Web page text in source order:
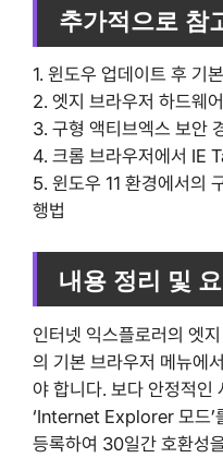
추가적으로 참
1. 윈도우 업데이트 후 기
2. 엣지 브라우저 하드웨
3. 구형 액티브엑스 보안
4. 크롬 브라우저에서 IE
5. 윈도우 11 환경에서의
행법
내용 정리 및
인터넷 익스플로러의 엣
의 기본 브라우저 메뉴에
야 합니다. 보다 안정적인
‘Internet Explorer 모드’
등록하여 30일간 호환성